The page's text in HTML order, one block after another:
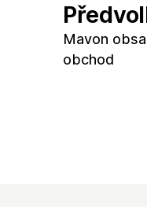
Mavon
obchod